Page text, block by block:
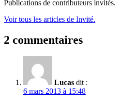
Publications de contributeurs invités.
Voir tous les articles de Invité.
2 commentaires
Lucas dit :
6 mars 2013 à 15:48